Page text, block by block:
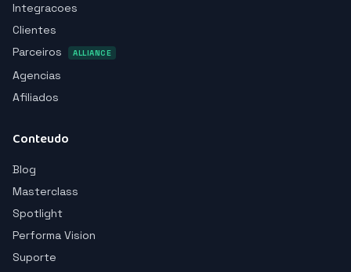
Integracoes
Clientes
Parceiros
ALLIANCE
Agencias
Afiliados
Conteudo
Blog
Masterclass
Spotlight
Performa Vision
Suporte